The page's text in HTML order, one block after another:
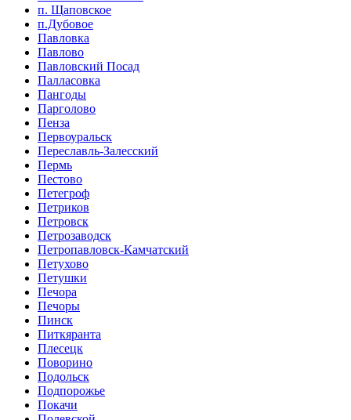
п. Щаповское
п.Дубовое
Павловка
Павлово
Павловский Посад
Палласовка
Пангоды
Парголово
Пенза
Первоуральск
Переславль-Залесский
Пермь
Пестово
Петегроф
Петриков
Петровск
Петрозаводск
Петропавловск-Камчатский
Петухово
Петушки
Печора
Печоры
Пинск
Питкяранта
Плесецк
Поворино
Подольск
Подпорожье
Покачи